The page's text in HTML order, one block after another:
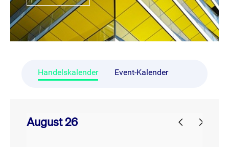
Handelskalender Event-Kalender
August 26